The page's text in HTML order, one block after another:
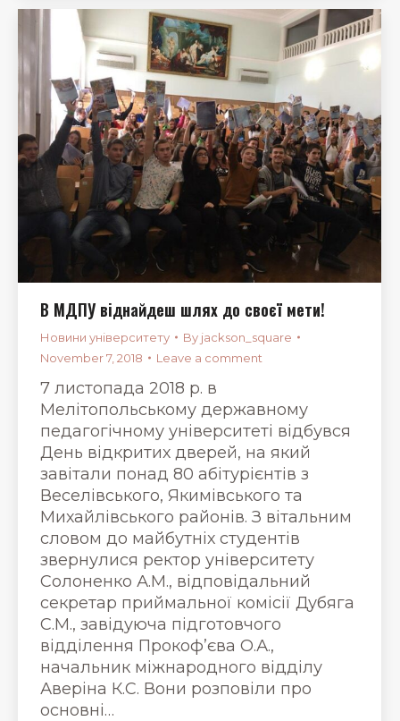
В МДПУ віднайдеш шлях до своєї мети!
Новини університету By jackson_square
November 7, 2018
Leave a comment
7 листопада 2018 р. в
Мелітопольському державному
педагогічному університеті відбувся
День відкритих дверей, на який
завітали понад 80 абітурієнтів з
Веселівського, Якимівського та
Михайлівського районів. З вітальним
словом до майбутніх студентів
звернулися ректор університету
Солоненко А.М., відповідальний
секретар приймальної комісії Дубяга
С.М., завідуюча підготовчого
відділення Прокоф’єва О.А.,
начальник міжнародного відділу
Аверіна К.С. Вони розповіли про
основні…